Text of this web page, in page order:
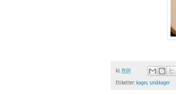
kl. 19:01
Etiketter: kager, småkager